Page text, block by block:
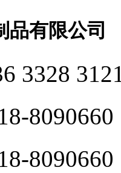
品有限公司
3328
8090660
8090660